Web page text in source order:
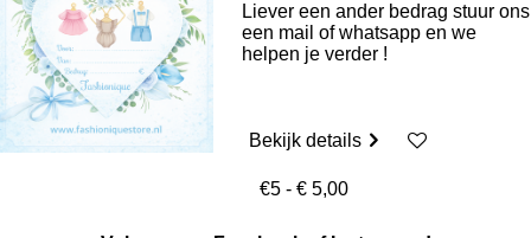
Liever een ander bedrag stuur ons
een mail of whatsapp en we
helpen je verder !
Bekijk details